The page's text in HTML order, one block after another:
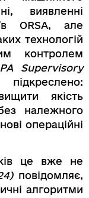
виявленні
ORSA, але
технологій
контролем
Supervisory
якість
належного
операційні
це вже не
повідомляє,
алгоритми